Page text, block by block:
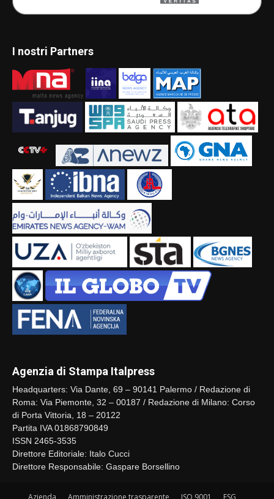
I nostri Partners
Agenzia di Stampa Italpress
Headquarters: Via Dante, 69 – 90141 Palermo / Redazione di
Roma: Via Piemonte, 32 – 00187 / Redazione di Milano: Corso
di Porta Vittoria, 18 – 20122
Partita IVA 01868790849
ISSN 2465-3535
Direttore Editoriale: Italo Cucci
Direttore Responsabile: Gaspare Borsellino